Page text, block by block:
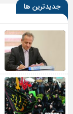
جدیدترین ها